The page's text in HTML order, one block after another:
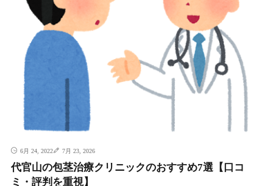
6月 24, 2022 7月 23, 2026
代官山の包茎治療クリニックのおすすめ7選【口コ
ミ・評判を重視】